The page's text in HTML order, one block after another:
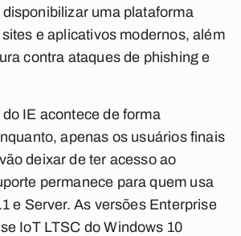
uma plataforma
e aplicativos modernos, além
contra ataques de phishing e
IE acontece de forma
apenas os usuários finais
deixar de ter acesso ao
permanece para quem usa
e Server. As versões Enterprise
IoT LTSC do Windows 10